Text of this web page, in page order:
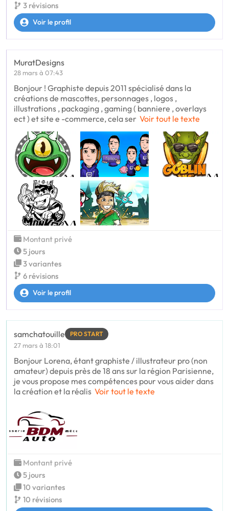
3 révisions
Voir le profil
MuratDesigns
28 mars à 07:43
Bonjour ! Graphiste depuis 2011 spécialisé dans la
créations de mascottes, personnages , logos ,
illustrations , packaging , gaming ( banniere , overlays
ect ) et site e -commerce, cela ser Voir tout le texte
Montant privé
5 jours
3 variantes
6 révisions
Voir le profil
samchatouille PRO START
27 mars à 18:01
Bonjour Lorena, étant graphiste / illustrateur pro (non
amateur) depuis près de 18 ans sur la région Parisienne,
je vous propose mes compétences pour vous aider dans
la création et la réalis Voir tout le texte
Montant privé
5 jours
10 variantes
10 révisions